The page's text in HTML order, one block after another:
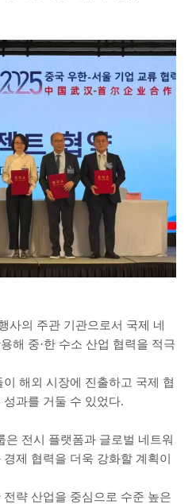
사의 주관 기관으로서 국제 네
해 중·한 수소 산업 협력을 적극
해외 시장에 진출하고 국제 협
과를 거둘 수 있었다.
은 전시 플랫폼과 글로벌 네트워
제 협력을 더욱 강화할 계획이
략 산업을 중심으로 수준 높은